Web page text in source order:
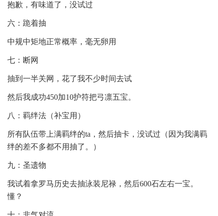
抱歉，有味道了，没试过
六：跪着抽
中规中矩地正常概率，毫无卵用
七：断网
抽到一半关网，花了我不少时间去试
然后我成功450加10护符把弓凛五宝。
八：羁绊法（补宝用）
所有队伍带上满羁绊的ta，然后抽卡，没试过（因为我满羁
绊的差不多都不用抽了。）
九：圣遗物
我试着拿罗马历史去抽泳装尼禄，然后600石左右一宝。
懂？